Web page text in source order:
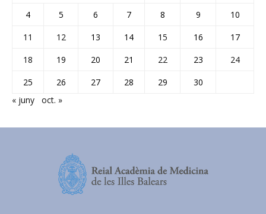
4
5 6 7 8 9
10
11
12 13 14 15 16
17
18
19 20 21 22 23
24
25
26 27 28 29
30
« juny
oct. »